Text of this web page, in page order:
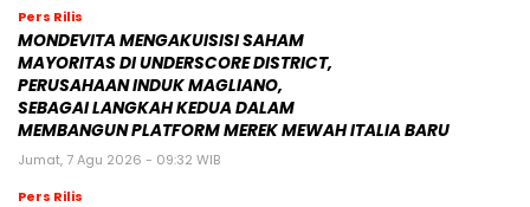
Pers Rilis
MONDEVITA MENGAKUISISI SAHAM
MAYORITAS DI UNDERSCORE DISTRICT,
PERUSAHAAN INDUK MAGLIANO,
SEBAGAI LANGKAH KEDUA DALAM
MEMBANGUN PLATFORM MEREK MEWAH ITALIA BARU
Jumat, 7 Agu 2026 - 09:32 WIB
Pers Rilis